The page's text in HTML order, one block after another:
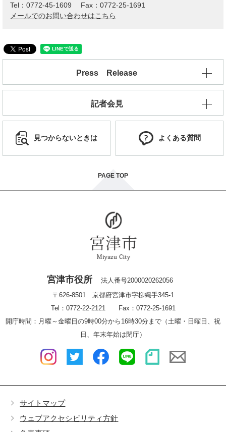
Tel：0772-45-1609
Fax：0772-25-1691
メールでのお問い合わせはこちら
Press Release
記者会見
見つからないときは よくある質問
PAGE TOP
サイトマップ
ウェブアクセシビリティ方針
宮津市役所
法人番号2000020262056
〒626-8501 京都府宮津市字柳縄手345-1
Tel：0772-22-2121 Fax：0772-25-1691
開庁時間：月曜～金曜日の9時00分から16時30分まで（土曜・日曜日、祝
日、年末年始は閉庁）